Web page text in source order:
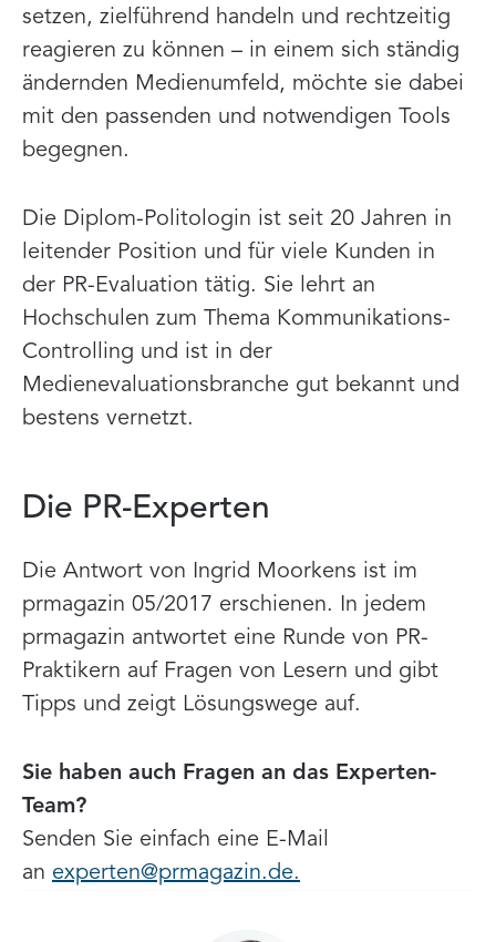
setzen, zielführend handeln und rechtzeitig
reagieren zu können – in einem sich ständig
ändernden Medienumfeld, möchte sie dabei
mit den passenden und notwendigen Tools
begegnen.
Die Diplom-Politologin ist seit 20 Jahren in
leitender Position und für viele Kunden in
der PR-Evaluation tätig. Sie lehrt an
Hochschulen zum Thema Kommunikations-
Controlling und ist in der
Medienevaluationsbranche gut bekannt und
bestens vernetzt.
Die PR-Experten
Die Antwort von Ingrid Moorkens ist im
prmagazin 05/2017 erschienen. In jedem
prmagazin antwortet eine Runde von PR-
Praktikern auf Fragen von Lesern und gibt
Tipps und zeigt Lösungswege auf.
Sie haben auch Fragen an das Experten-
Team?
Senden Sie einfach eine E-Mail
an experten@prmagazin.de.